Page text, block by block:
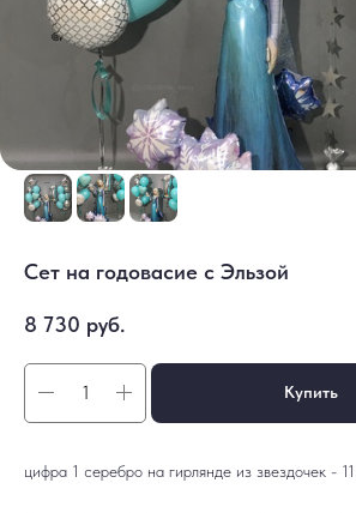
Сет на годовасие с Эльзой
8 730 руб.
Купить
цифра 1 серебро на гирлянде из звездочек -